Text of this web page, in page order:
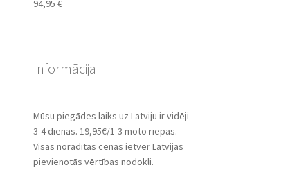
94,95 €
Informācija
Mūsu piegādes laiks uz Latviju ir vidēji
3-4 dienas. 19,95€/1-3 moto riepas.
Visas norādītās cenas ietver Latvijas
pievienotās vērtības nodokli.